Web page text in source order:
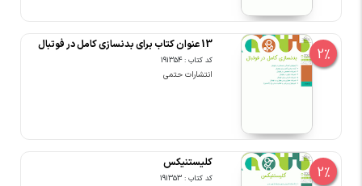
2%
13 عنوان کتاب برای بدنسازی کامل در فوتبال
کد کتاب : 191354
انتشارات حتمی
2%
کلیستنیکس
کد کتاب : 191353